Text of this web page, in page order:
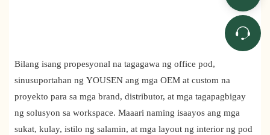
Bilang isang propesyonal na tagagawa ng office pod,
sinusuportahan ng YOUSEN ang mga OEM at custom na
proyekto para sa mga brand, distributor, at mga tagapagbigay
ng solusyon sa workspace. Maaari naming isaayos ang mga
sukat, kulay, istilo ng salamin, at mga layout ng interior ng pod